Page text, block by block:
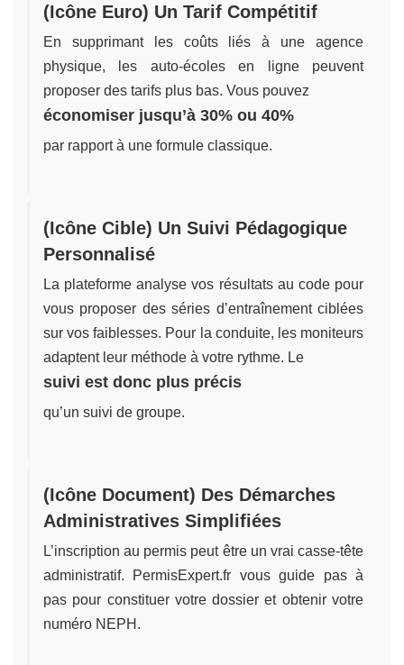
(Icône Euro) Un Tarif Compétitif
En supprimant les coûts liés à une agence
physique, les auto-écoles en ligne peuvent
proposer des tarifs plus bas. Vous pouvez
économiser jusqu’à 30% ou 40%
par rapport à une formule classique.
(Icône Cible) Un Suivi Pédagogique
Personnalisé
La plateforme analyse vos résultats au code pour
vous proposer des séries d’entraînement ciblées
sur vos faiblesses. Pour la conduite, les moniteurs
adaptent leur méthode à votre rythme. Le
suivi est donc plus précis
qu’un suivi de groupe.
(Icône Document) Des Démarches
Administratives Simplifiées
L’inscription au permis peut être un vrai casse-tête
administratif. PermisExpert.fr vous guide pas à
pas pour constituer votre dossier et obtenir votre
numéro NEPH.